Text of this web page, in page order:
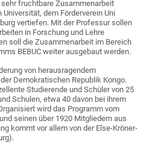
fruchtbare Zusammenarbeit
dem Förderverein Uni
vertiefen. Mit der Professur sollen
in Forschung und Lehre
soll die Zusammenarbeit im Bereich
BEBUC weiter ausgebaut werden.
von herausragendem
Demokratischen Republik Kongo.
Studierende und Schüler von 25
Schulen, etwa 40 davon bei ihrem
wird das Programm vom
seinen über 1920 Mitgliedern aus
kommt vor allem von der Else-Kröner-